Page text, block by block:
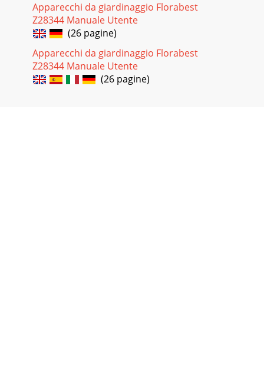
Apparecchi da giardinaggio Florabest
Z28344 Manuale Utente
(26 pagine)
Apparecchi da giardinaggio Florabest
Z28344 Manuale Utente
(26 pagine)